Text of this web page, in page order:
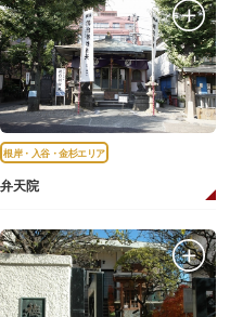
根岸・入谷・金杉エリア
弁天院